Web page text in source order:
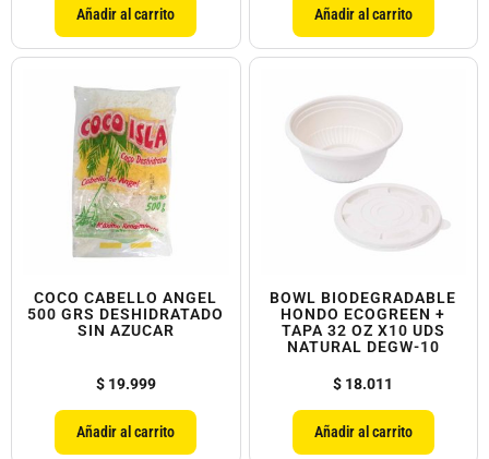
Añadir al carrito Añadir al carrito
COCO CABELLO ANGEL
500 GRS DESHIDRATADO
SIN AZUCAR
$19.999
Añadir al carrito
BOWL BIODEGRADABLE
HONDO ECOGREEN +
TAPA 32 OZ X10 UDS
NATURAL DEGW-10
$ 18.011
Añadir al carrito